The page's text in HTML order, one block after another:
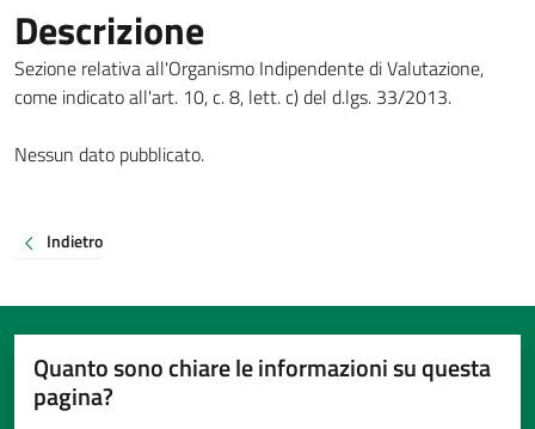
Descrizione
Sezione relativa all'Organismo Indipendente di Valutazione,
come indicato all'art. 10, c. 8, lett. c) del d.lgs. 33/2013.
Nessun dato pubblicato.
Indietro
Quanto sono chiare le informazioni su questa
pagina?